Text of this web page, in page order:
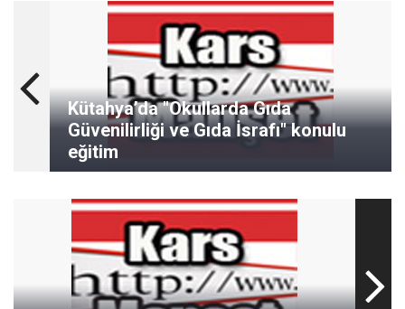
Kütahya’da "Okullarda Gıda
Güvenilirliği ve Gıda İsrafı" konulu
eğitim